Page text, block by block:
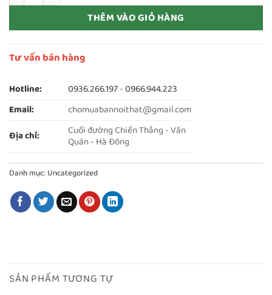
THÊM VÀO GIỎ HÀNG
Tư vấn bán hàng
Hotline: 0936.266.197-0966.944.223
Email:
chomuabannoithat@gmail.com
Địa chỉ:
Cuối đường Chiến Thắng - Văn
Quán - Hà Đông
Danh mục: Uncategorized
SẢN PHẨM TƯƠNG TỰ